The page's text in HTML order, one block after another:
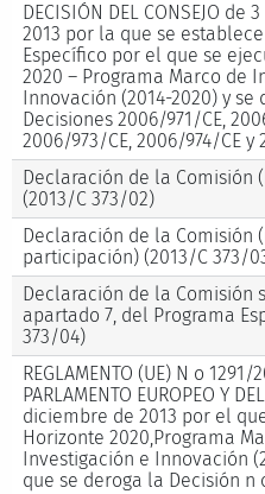
DECISIÓN DEL CONSEJO
2013 por la que se
Específico por el que se
2020 – Programa Marco de
Innovación (2014-2020) y se
Decisiones 2006/971/CE,
2006/973/CE, 2006/974/CE y
Declaración de la Comisión
(2013/C 373/02)
Declaración de la Comisión
participación) (2013/C 373/
Declaración de la Comisión
apartado 7, del Programa
373/04)
REGLAMENTO (UE) N o 1291/
PARLAMENTO EUROPEO Y
diciembre de 2013 por el
Horizonte 2020,Programa
Investigación e Innovación
que se deroga la Decisión n